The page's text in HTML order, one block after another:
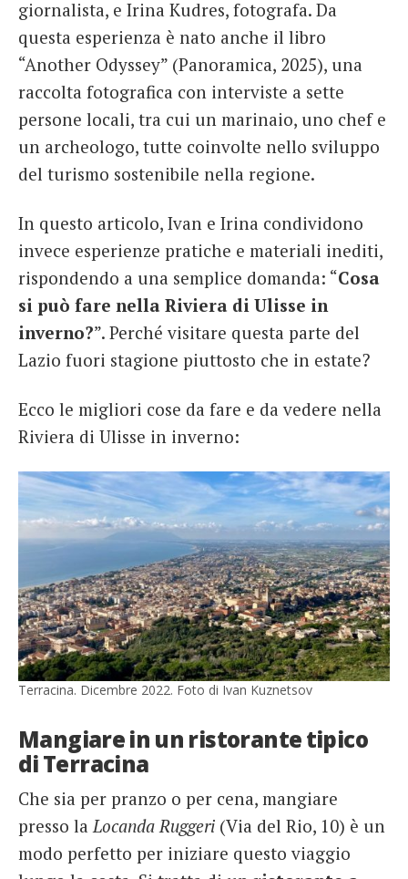
giornalista, e Irina Kudres, fotografa. Da
questa esperienza è nato anche il libro
“Another Odyssey” (Panoramica, 2025), una
raccolta fotografica con interviste a sette
persone locali, tra cui un marinaio, uno chef e
un archeologo, tutte coinvolte nello sviluppo
del turismo sostenibile nella regione.
In questo articolo, Ivan e Irina condividono
invece esperienze pratiche e materiali inediti,
rispondendo a una semplice domanda: “Cosa
si può fare nella Riviera di Ulisse in
inverno?”. Perché visitare questa parte del
Lazio fuori stagione piuttosto che in estate?
Ecco le migliori cose da fare e da vedere nella
Riviera di Ulisse in inverno:
Terracina. Dicembre 2022. Foto di Ivan Kuznetsov
Mangiare in un ristorante tipico
di Terracina
Che sia per pranzo o per cena, mangiare
presso la Locanda Ruggeri (Via del Rio, 10) è un
modo perfetto per iniziare questo viaggio